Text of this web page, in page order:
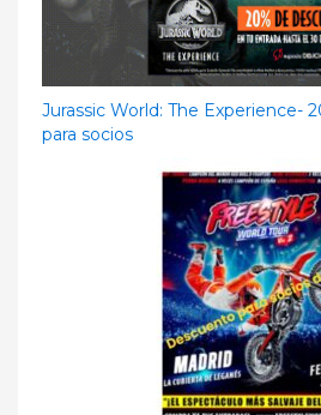
Jurassic World: The Experience-
para socios